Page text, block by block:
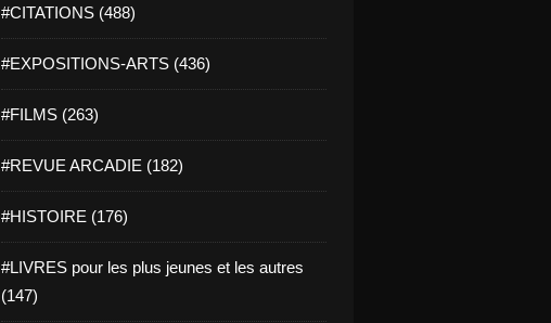
#CITATIONS (488)
#EXPOSITIONS-ARTS (436)
#FILMS (263)
#REVUE ARCADIE (182)
#HISTOIRE (176)
#LIVRES pour les plus jeunes et les autres
(147)